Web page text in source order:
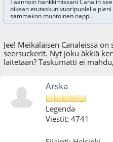
Taannoin hankkimissani Canalin
oikean etutaskun vuoripuolella
sammakon muotoinen nappi.
Jee! Meikäläisen Canaleissa
seersuckerit. Nyt joku äkkiä
laitetaan? Taskumatti ei
Arska
Legenda
Viestit: 4741